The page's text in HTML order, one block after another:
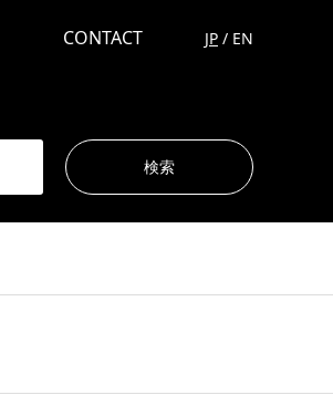
CONTACT JP / EN